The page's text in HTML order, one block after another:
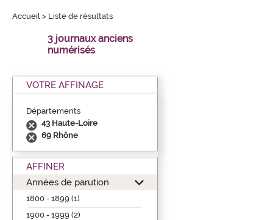
Accueil > Liste de résultats
3 journaux anciens
numérisés
VOTRE AFFINAGE
Départements
43 Haute-Loire
69 Rhône
AFFINER
Années de parution
1800 - 1899 (1)
1900 - 1999 (2)